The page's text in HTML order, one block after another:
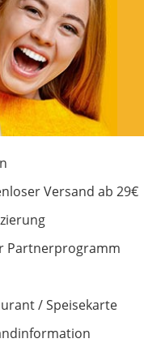
Versand ab 29€
Partnerprogramm
/ Speisekarte